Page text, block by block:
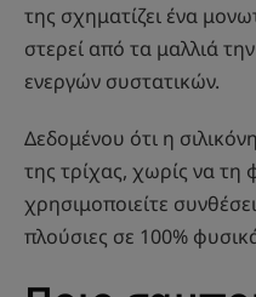
της σχηματίζει ένα
στερεί από τα μαλλιά
ενεργών συστατικών.
Δεδομένου ότι η
της τρίχας, χωρίς να τη
χρησιμοποιείτε
πλούσιες σε 100%